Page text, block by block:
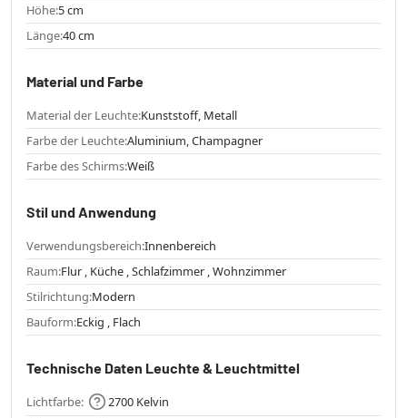
Höhe:5 cm
Länge:40 cm
Material und Farbe
Material der Leuchte:Kunststoff, Metall
Farbe der Leuchte:Aluminium, Champagner
Farbe des Schirms:Weiß
Stil und Anwendung
Verwendungsbereich:Innenbereich
Raum:Flur , Küche , Schlafzimmer , Wohnzimmer
Stilrichtung:Modern
Bauform:Eckig , Flach
Technische Daten Leuchte & Leuchtmittel
Lichtfarbe:
2700 Kelvin